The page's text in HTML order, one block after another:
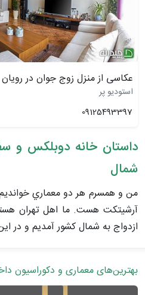
عکاسی از منزل زوج جوان در رویان
استودیو پر
09125493397
داستان خانه دوبلکس و
شمال
من و همسرم هر دو معماري
آرشيتكت هست. ما اهل تهران
ازدواج به شمال کشور آمدیم و در
بهترین‌های معماری و دکوراسیون